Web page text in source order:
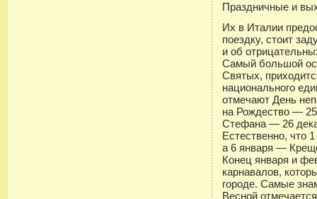
Праздничные и
Их в Италии
поездку, стоит
и об
Самый большой
Святых,
национального
отмечают День
на Рождество —
Стефана — 26
Естественно, что
а 6 января —
Конец января и
карнавалов,
городе. Самые
Весной